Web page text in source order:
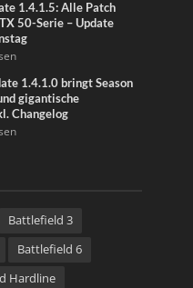
1.4.1.5: Alle Patch
50-Serie – Update
1.4.1.0 bringt Season
gigantische
Changelog
Battlefield 3
Battlefield 6
Hardline